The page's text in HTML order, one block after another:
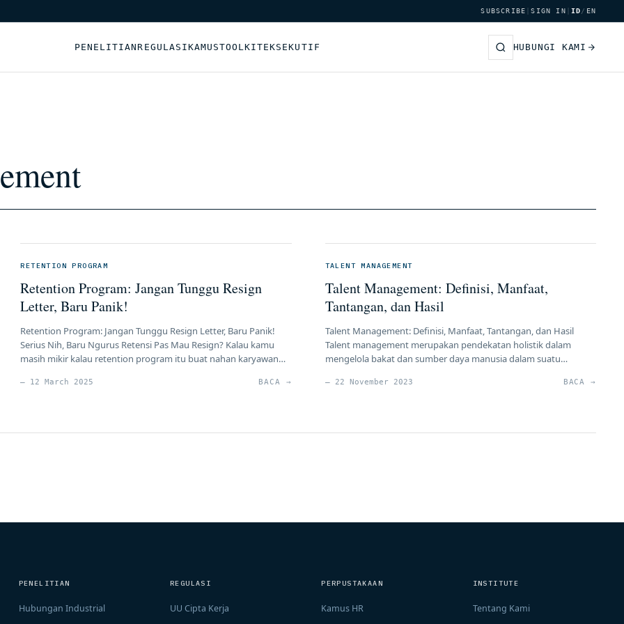
SUBSCRIBE |SIGN IN ID/ EN
PENELITIANREGULASIKAMUSTOOLKITEKSEKUTIF HUBUNGI KAMI
RETENTION PROGRAM
Retention Program: Jangan Tunggu Resign
Letter, Baru Panik!
Retention Program: Jangan Tunggu Resign Letter, Baru Panik!
Serius Nih, Baru Ngurus Retensi Pas Mau Resign? Kalau kamu
masih mikir kalau retention program itu buat nahan karyawan
Serius deh, jangan sampai perusahaan kayak pemadam
— 12 March 2025 BACA →
TALENT MANAGEMENT
Talent Management: Definisi, Manfaat,
Tantangan, dan Hasil
Talent Management: Definisi, Manfaat, Tantangan, dan Hasil
Talent management merupakan pendekatan holistik dalam
mengelola bakat dan sumber daya manusia dalam suatu
kunci keberhasilan, talent management menjadi aspek strategis
— 22 November 2023 BACA →
PENELITIAN
Hubungan Industrial
REGULASI
UU Cipta Kerja
PERPUSTAKAAN
Kamus HR
INSTITUTE
Tentang Kami